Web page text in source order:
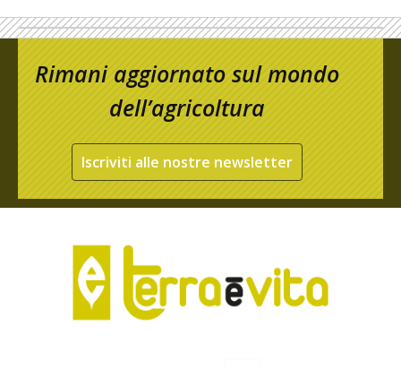
Rimani aggiornato sul mondo
dell’agricoltura
Iscriviti alle nostre newsletter